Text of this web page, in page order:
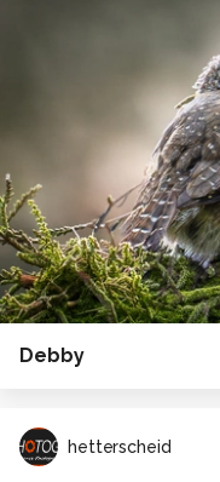
Debby
hetterscheid